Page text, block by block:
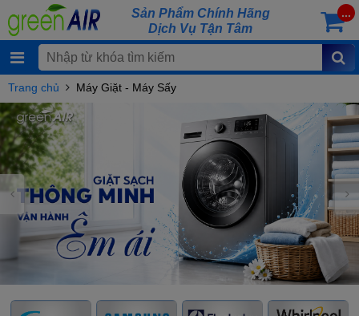
Sản Phẩm Chính Hãng
Dịch Vụ Tận Tâm
...
Trang chủ Máy Giặt - Máy Sấy